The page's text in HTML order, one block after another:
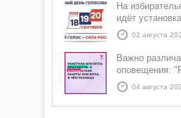
На
идёт
02 августа
Важно
оповещения:
БПЛА
атаки ракеты
04 августа